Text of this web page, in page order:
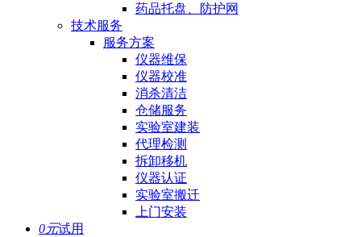
药品托盘、防护网
技术服务
服务方案
仪器维保
仪器校准
消杀清洁
仓储服务
实验室建装
代理检测
拆卸移机
仪器认证
实验室搬迁
上门安装
0元试用